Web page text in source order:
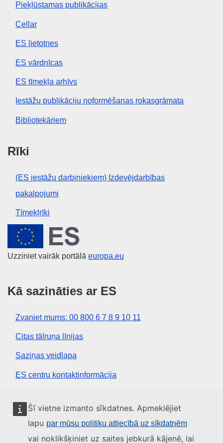
Šī vietne izmanto sīkdatnes. Apmeklējiet
lapu par mūsu politiku attiecībā uz sīkdatnēm
vai noklikšķiniet uz saites jebkurā kājenē, lai
Piekļūstamas publikācijas
Cellar
ES lietotnes
ES vārdnīcas
ES tīmekļa arhīvs
Iestāžu publikāciju noformēšanas rokasgrāmata
Bibliotekāriem
Rīki
(ES iestāžu darbiniekiem) Izdevējdarbības
pakalpojumi
Tīmekļrīki
Eiropas Savienība
Uzziniet vairāk portālā europa.eu
Kā sazināties ar ES
Zvaniet mums: 00 800 6 7 8 9 10 11
Citas tālruņa līnijas
Saziņas veidlapa
ES centru kontaktinformācija
Sociālie mediji